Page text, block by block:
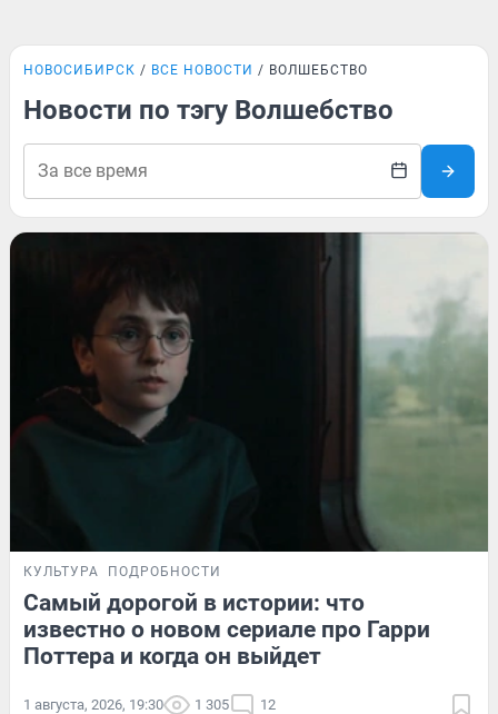
НОВОСИБИРСК ВСЕ НОВОСТИ ВОЛШЕБСТВО
Новости по тэгу Волшебство
КУЛЬТУРА ПОДРОБНОСТИ
Самый дорогой в истории: что
известно о новом сериале про Гарри
Поттера и когда он выйдет
1 августа, 2026, 19:30 1 305 12